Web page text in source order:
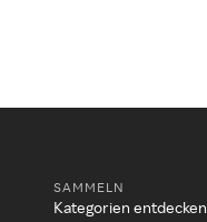
SAMMELN
Kategorien entdecken